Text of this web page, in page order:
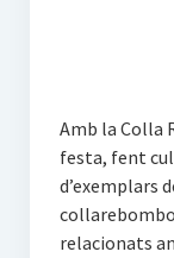
Amb la Colla
festa, fent
d’exemplars
relacionats